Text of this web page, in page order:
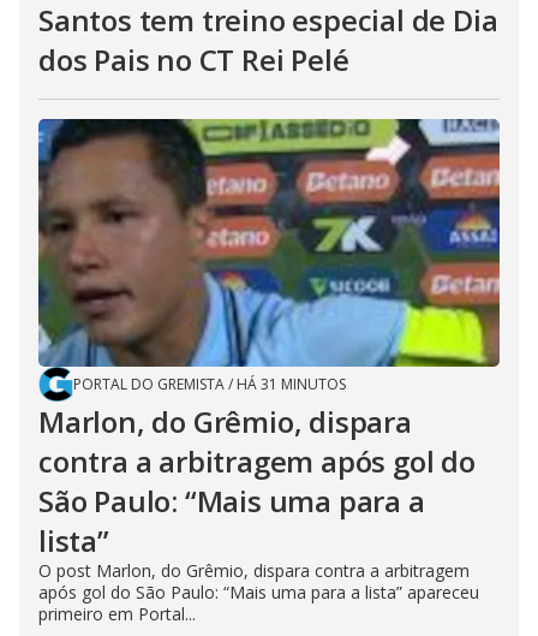
Santos tem treino especial de Dia
dos Pais no CT Rei Pelé
PORTAL DO GREMISTA/ HÁ 31 MINUTOS
Marlon, do Grêmio, dispara
contra a arbitragem após gol do
São Paulo: “Mais uma para a
lista”
O post Marlon, do Grêmio, dispara contra a arbitragem
após gol do São Paulo: “Mais uma para a lista” apareceu
primeiro em Portal...